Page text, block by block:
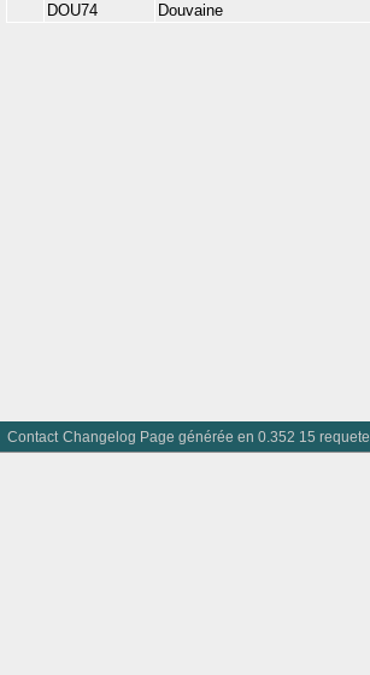
DOU74 Douvaine
Contact Changelog Page générée en 0.352 15